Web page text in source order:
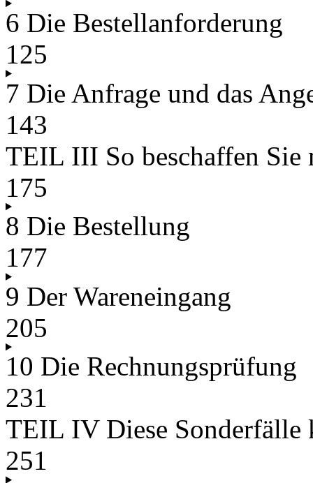
6 Die Bestellanforderung
125
7 Die Anfrage und das
143
TEIL III So beschaffen Sie
175
8 Die Bestellung
177
9 Der Wareneingang
205
10 Die Rechnungsprüfung
231
TEIL IV Diese Sonderfälle
251